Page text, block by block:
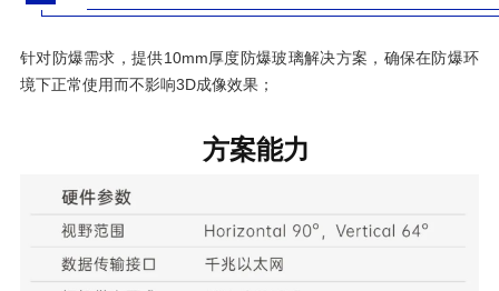
7
针对防爆需求，提供10mm厚度防爆玻璃解决方案，确保在防爆环
境下正常使用而不影响3D成像效果；
方案能力